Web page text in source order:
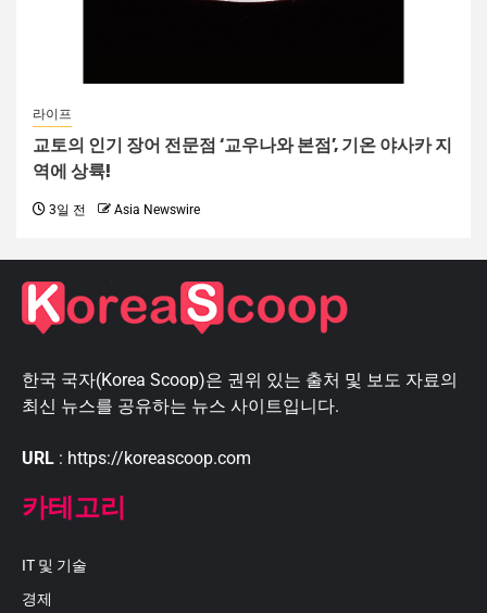
라이프
교토의 인기 장어 전문점 ‘교우나와 본점’, 기온 야사카 지
역에 상륙!
3일 전 Asia Newswire
한국 국자(Korea Scoop)은 권위 있는 출처 및 보도 자료의
최신 뉴스를 공유하는 뉴스 사이트입니다.
URL : https://koreascoop.com
카테고리
IT 및 기술
경제